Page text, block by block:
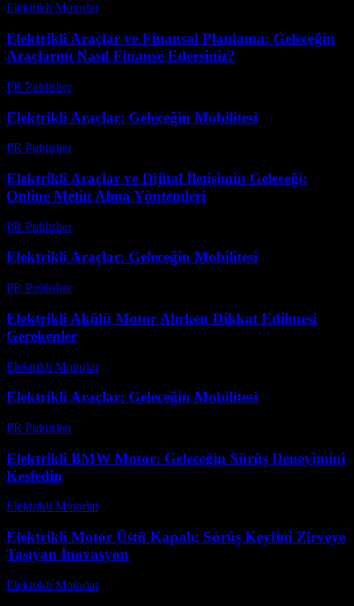
Elektrikli Motorlar-
Elektrikli Araçlar ve Finansal Planlama: Geleceğin
Araçlarını Nasıl Finanse Edersiniz?
PR Publisher-
Elektrikli Araçlar: Geleceğin Mobilitesi
PR Publisher-
Elektrikli Araçlar ve Dijital İletişimin Geleceği:
Online Metin Alma Yöntemleri
PR Publisher-
Elektrikli Araçlar: Geleceğin Mobilitesi
PR Publisher-
Elektrikli Akülü Motor Alırken Dikkat Edilmesi
Gerekenler
Elektrikli Motorlar-
Elektrikli Araçlar: Geleceğin Mobilitesi
PR Publisher-
Elektrikli BMW Motor: Geleceğin Sürüş Deneyimini
Keşfedin
Elektrikli Motorlar-
Elektrikli Motor Üstü Kapalı: Sürüş Keyfini Zirveye
Taşıyan İnovasyon
Elektrikli Motorlar-